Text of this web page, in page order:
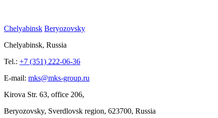
Chelyabinsk Beryozovsky
Chelyabinsk, Russia
Tel.: +7 (351) 222-06-36
E-mail: mks@mks-group.ru
Kirova Str. 63, office 206,
Beryozovsky, Sverdlovsk region, 623700, Russia